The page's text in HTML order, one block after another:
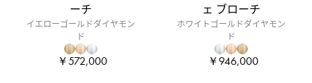
ーチ
イエローゴールドダイヤモン
ド
￥572,000
ェ ブローチ
ホワイトゴールドダイヤモン
ド
￥946,000